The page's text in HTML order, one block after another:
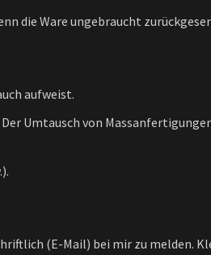
die Ware ungebraucht
aufweist.
Umtausch von
(E-Mail) bei mir zu melden.